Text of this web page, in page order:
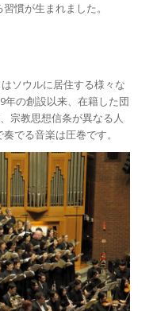
慣が生まれました。
ソウルに居住する様々な
年の創設以来、在籍した団
宗教思想信条が異なる人
でる音楽は圧巻です。